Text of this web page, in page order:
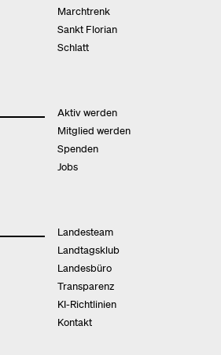
Marchtrenk
Sankt Florian
Schlatt
Aktiv werden
Mitglied werden
Spenden
Jobs
Landesteam
Landtagsklub
Landesbüro
Transparenz
KI-Richtlinien
Kontakt